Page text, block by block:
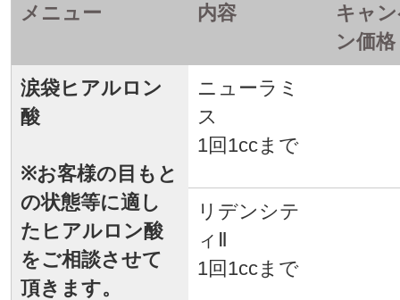
メニュー 内容
キャ
ン価格
涙袋ヒアルロン
酸
※お客様の目もと
の状態等に適し
たヒアルロン酸
をご相談させて
頂きます。
ニューラミ
ス
1回1ccまで
リデンシテ
ィⅡ
1回1ccまで